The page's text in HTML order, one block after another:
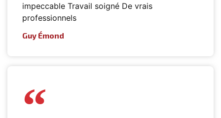
impeccable Travail soigné De vrais
professionnels
Guy Émond